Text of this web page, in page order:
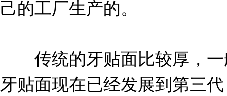
己的工厂生产的。
传统的牙贴面比较厚，一
牙贴面现在已经发展到第三